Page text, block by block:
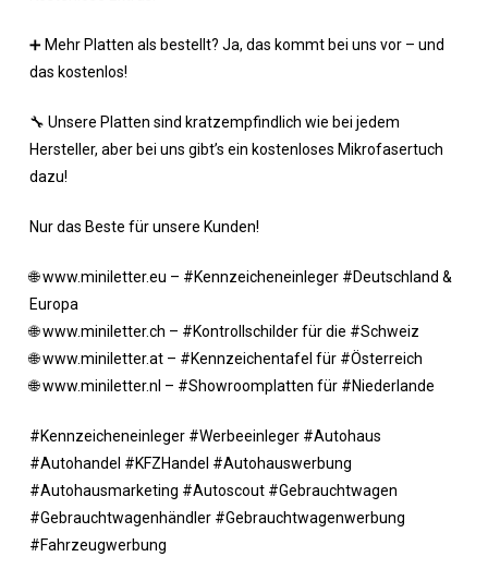
➕ Mehr Platten als bestellt? Ja, das kommt bei uns vor – und
das kostenlos!
🔧 Unsere Platten sind kratzempfindlich wie bei jedem
Hersteller, aber bei uns gibt’s ein kostenloses Mikrofasertuch
dazu!
Nur das Beste für unsere Kunden!
🌐 www.miniletter.eu – #Kennzeicheneinleger #Deutschland &
Europa
🌐 www.miniletter.ch – #Kontrollschilder für die #Schweiz
🌐 www.miniletter.at – #Kennzeichentafel für #Österreich
🌐 www.miniletter.nl – #Showroomplatten für #Niederlande
#Kennzeicheneinleger #Werbeeinleger #Autohaus
#Autohandel #KFZHandel #Autohauswerbung
#Autohausmarketing #Autoscout #Gebrauchtwagen
#Gebrauchtwagenhändler #Gebrauchtwagenwerbung
#Fahrzeugwerbung